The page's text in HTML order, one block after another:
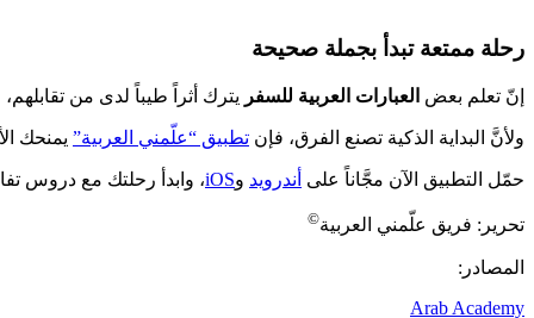
رحلة ممتعة تبدأ بجملة صحيحة
إنّ تعلم بعض العبارات العربية للسفر يترك أثراً طيباً لدى من
ولأنَّ البداية الذكية تصنع الفرق، فإن تطبيق “علّمني العربية” يمنحك
حمّل التطبيق الآن مجَّاناً على أندرويد وiOS، وابدأ رحلتك مع دروس
تحرير: فريق علّمني العربية©
المصادر:
Arab Academy